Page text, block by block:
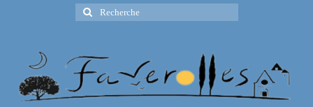
Rechercher
: